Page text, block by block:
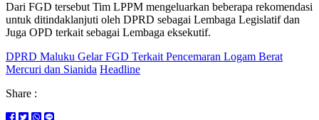
Dari FGD tersebut Tim LPPM mengeluarkan beberapa rekomendasi
untuk ditindaklanjuti oleh DPRD sebagai Lembaga Legislatif dan
Juga OPD terkait sebagai Lembaga eksekutif.
DPRD Maluku Gelar FGD Terkait Pencemaran Logam Berat
Mercuri dan Sianida Headline
Share :